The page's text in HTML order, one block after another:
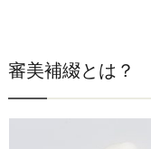
審美補綴とは？